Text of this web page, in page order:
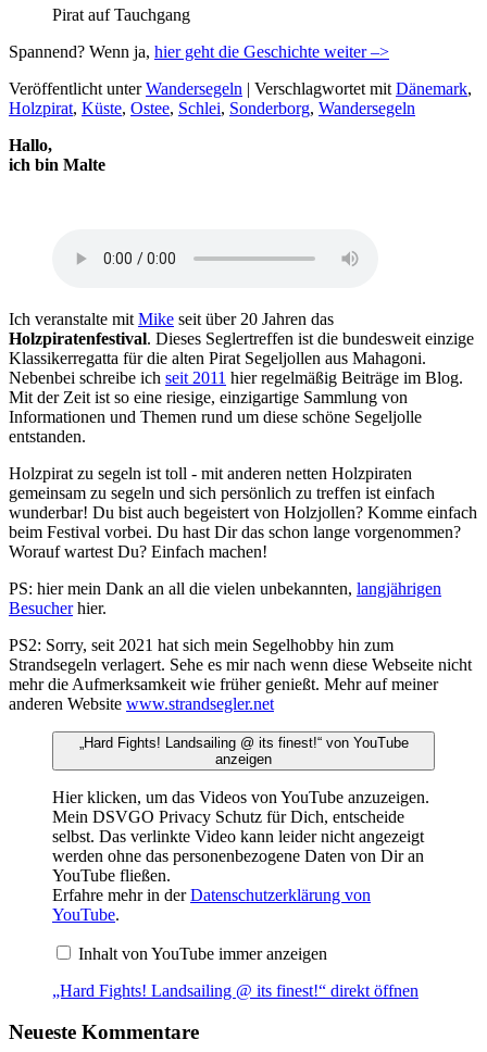
Pirat auf Tauchgang
Spannend? Wenn ja, hier geht die Geschichte weiter –>
Veröffentlicht unter Wandersegeln | Verschlagwortet mit Dänemark,
Holzpirat, Küste, Ostee, Schlei, Sonderborg, Wandersegeln
Hallo,
ich bin Malte
Ich veranstalte mit Mike seit über 20 Jahren das
Holzpiratenfestival. Dieses Seglertreffen ist die bundesweit einzige
Klassikerregatta für die alten Pirat Segeljollen aus Mahagoni.
Nebenbei schreibe ich seit 2011 hier regelmäßig Beiträge im Blog.
Mit der Zeit ist so eine riesige, einzigartige Sammlung von
Informationen und Themen rund um diese schöne Segeljolle
entstanden.
Holzpirat zu segeln ist toll - mit anderen netten Holzpiraten
gemeinsam zu segeln und sich persönlich zu treffen ist einfach
wunderbar! Du bist auch begeistert von Holzjollen? Komme einfach
beim Festival vorbei. Du hast Dir das schon lange vorgenommen?
Worauf wartest Du? Einfach machen!
PS: hier mein Dank an all die vielen unbekannten, langjährigen
Besucherhier.
PS2: Sorry, seit 2021 hat sich mein Segelhobby hin zum
Strandsegeln verlagert. Sehe es mir nach wenn diese Webseite nicht
mehr die Aufmerksamkeit wie früher genießt. Mehr auf meiner
anderen Website www.strandsegler.net
„Hard Fights! Landsailing @ its finest!“ von YouTube
anzeigen
Hier klicken, um das Videos von YouTube anzuzeigen.
Mein DSVGO Privacy Schutz für Dich, entscheide
selbst. Das verlinkte Video kann leider nicht angezeigt
werden ohne das personenbezogene Daten von Dir an
YouTube fließen.
Erfahre mehr in derDatenschutzerklärung von
YouTube.
Inhalt von YouTube immer anzeigen
„Hard Fights! Landsailing @ its finest!“ direkt öffnen
Neueste Kommentare